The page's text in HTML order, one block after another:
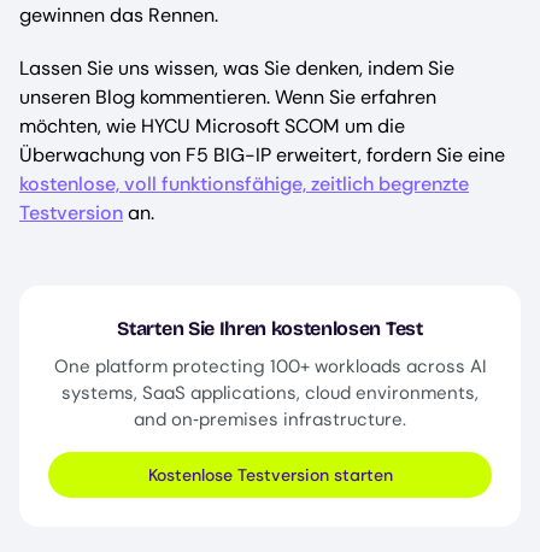
gewinnen das Rennen.
Lassen Sie uns wissen, was Sie denken, indem Sie
unseren Blog kommentieren. Wenn Sie erfahren
möchten, wie HYCU Microsoft SCOM um die
Überwachung von F5 BIG-IP erweitert, fordern Sie eine
kostenlose, voll funktionsfähige, zeitlich begrenzte
Testversionan.
Starten Sie Ihren kostenlosen Test
One platform protecting 100+ workloads across AI
systems, SaaS applications, cloud environments,
and on‑premises infrastructure.
Kostenlose Testversion starten